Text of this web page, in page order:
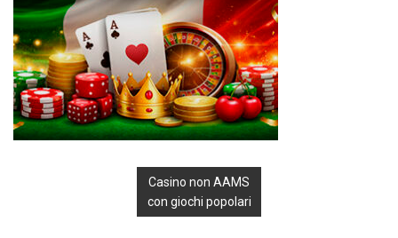
Casino non AAMS
con giochi popolari